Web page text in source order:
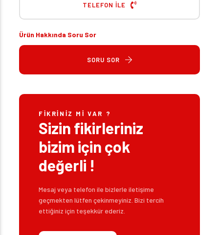
TELEFON İLE
Ürün Hakkında Soru Sor
SORU SOR
FIKRINIZ MI VAR ?
Sizin fikirleriniz
bizim için çok
değerli !
Mesaj veya telefon ile bizlerle iletişime
geçmekten lütfen çekinmeyiniz. Bizi tercih
ettiğiniz için teşekkür ederiz.